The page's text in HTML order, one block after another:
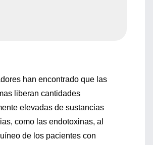
han encontrado que las
liberan cantidades
elevadas de sustancias
como las endotoxinas, al
de los pacientes con